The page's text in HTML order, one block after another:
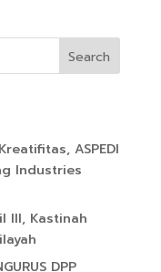
Search
ASPEDI
Industries
III, Kastinah
DPP